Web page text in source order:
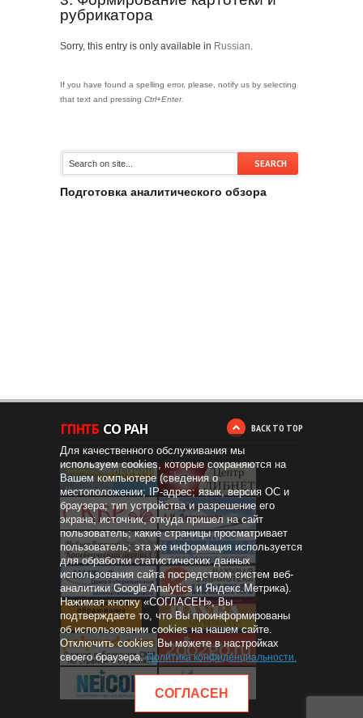
рубрикатора
Sorry, this entry is only available in Russian.
If you have found a spelling error, please, notify us by selecting
that text and pressing Ctrl+Enter.
Подготовка аналитического обзора
BACK TO TOP
Дистанционное
образование
Для качественного обслуживания мы
используем cookies, которые сохраняются на
Вашем компьютере (сведения о
местоположении; IP-адрес; язык, версия ОС и
браузера; тип устройства и разрешение его
экрана; источник, откуда пришел на сайт
пользователь; какие страницы просматривает
пользователь; эта же информация используется
для обработки статистических данных
использования сайта посредством систем веб-
аналитики Google Analytics и Яндекс.Метрика).
Нажимая кнопку «СОГЛАСЕН», Вы
подтверждаете то, что Вы проинформированы
об использовании cookies на нашем сайте.
Отключить cookies Вы можете в настройках
своего браузера.Политика конфиденциальности.
СОГЛАСЕН